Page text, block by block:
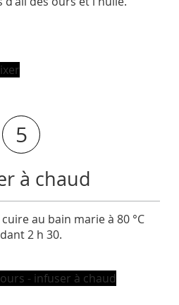
5
à chaud
au bain marie à 80 °C
2 h 30.